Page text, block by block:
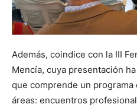
Además, coindice con la III
Mencía, cuya presentación
que comprende un
áreas: encuentros